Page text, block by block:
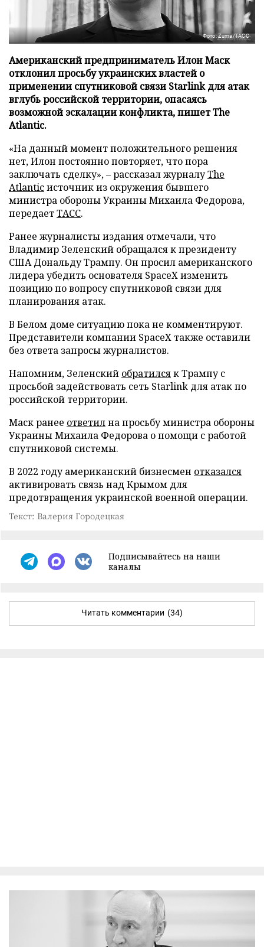
Фото: Zuma/ТАСС
Американский предприниматель Илон Маск
отклонил просьбу украинских властей о
применении спутниковой связи Starlink для атак
вглубь российской территории, опасаясь
возможной эскалации конфликта, пишет The
Atlantic.
«На данный момент положительного решения
нет, Илон постоянно повторяет, что пора
заключать сделку», – рассказал журналуThe
Atlanticисточник из окружения бывшего
министра обороны Украины Михаила Федорова,
передаетТАСС.
Ранее журналисты издания отмечали, что
Владимир Зеленский обращался к президенту
США Дональду Трампу. Он просил американского
лидера убедить основателя SpaceX изменить
позицию по вопросу спутниковой связи для
планирования атак.
В Белом доме ситуацию пока не комментируют.
Представители компании SpaceX также оставили
без ответа запросы журналистов.
Напомним, Зеленский обратилсяк Трампу с
просьбой задействовать сеть Starlink для атак по
российской территории.
Маск ранее ответилна просьбу министра обороны
Украины Михаила Федорова о помощи с работой
спутниковой системы.
В 2022 году американский бизнесмен отказался
активировать связь над Крымом для
предотвращения украинской военной операции.
Текст: Валерия Городецкая
Подписывайтесь на наши
каналы
Читать комментарии (34)